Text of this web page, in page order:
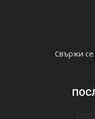
Свържи се